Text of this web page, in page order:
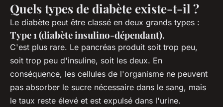
Quels types de diabète existe-t-il ?
Le diabète peut être classé en deux grands types :
Type 1 (diabète insulino-dépendant).
C'est plus rare. Le pancréas produit soit trop peu,
soit trop peu d'insuline, soit les deux. En
conséquence, les cellules de l'organisme ne peuvent
pas absorber le sucre nécessaire dans le sang, mais
le taux reste élevé et est expulsé dans l'urine.